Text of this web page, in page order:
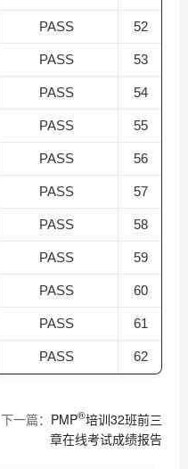
PASS 52
PASS 53
PASS 54
PASS 55
PASS 56
PASS 57
PASS 58
PASS 59
PASS 60
PASS 61
PASS 62
下一篇： PMP®培训32班前三
章在线考试成绩报告